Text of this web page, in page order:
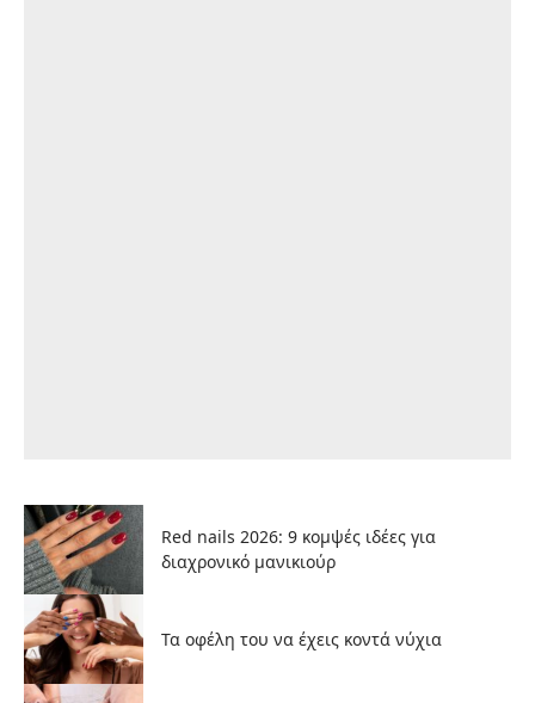
Red nails 2026: 9 κομψές ιδέες για
διαχρονικό μανικιούρ
Τα οφέλη του να έχεις κοντά νύχια